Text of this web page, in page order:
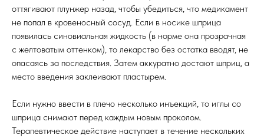
оттягивают плунжер назад, чтобы убедиться, что медикамент
не попал в кровеносный сосуд. Если в носике шприца
появилась синовиальная жидкость (в норме она прозрачная
с желтоватым оттенком), то лекарство без остатка вводят, не
опасаясь за последствия. Затем аккуратно достают шприц, а
место введения заклеивают пластырем.
Если нужно ввести в плечо несколько инъекций, то иглы со
шприца снимают перед каждым новым проколом.
Терапевтическое действие наступает в течение нескольких